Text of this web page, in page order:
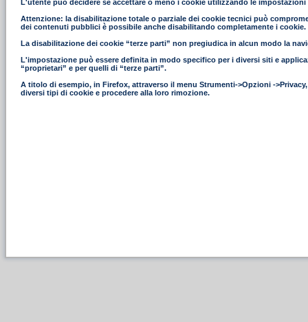
L'utente può decidere se accettare o meno i cookie utilizzando le
Attenzione: la disabilitazione totale o parziale dei cookie tecnici può
dei contenuti pubblici è possibile anche disabilitando completamente i cookie.
La disabilitazione dei cookie “terze parti” non pregiudica in alcun modo la
L'impostazione può essere definita in modo specifico per i diversi siti e
“proprietari” e per quelli di “terze parti”.
A titolo di esempio, in Firefox, attraverso il menu Strumenti->Opzioni -
diversi tipi di cookie e procedere alla loro rimozione.